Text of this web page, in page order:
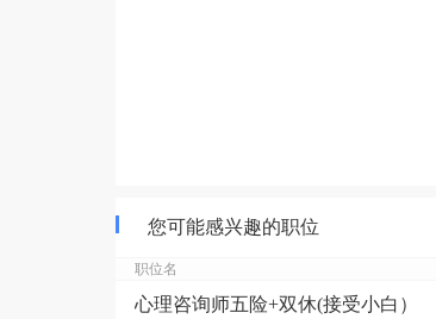
您可能感兴趣的职位
职位名
心理咨询师五险+双休(接受小白）